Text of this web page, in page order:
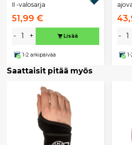
II -valosarja
51,99 €
- + Lisää
1-2 arkipäivää
-
Saattaisit pitää myös